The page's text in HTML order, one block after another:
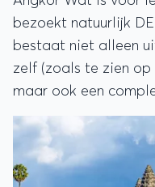
bezoekt natuurlijk
bestaat niet alleen
zelf (zoals te zien
maar ook een
heen ligt. Dat
tempels en ruïnes.